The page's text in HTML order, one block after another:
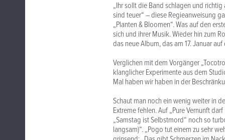
„Ihr sollt die Band schlagen und
sind teuer“ – diese Regieanweisung
„Planten & Bloomen“. Was auf den
sich und ihrer Musik. Wieder hin zum
das neue Album, das am 17. Januar
Verglichen mit dem Vorgänger
klanglicher Experimente aus dem
Mal haben wir haben in der
Schaut man noch ein wenig weiter in
Extreme fehlen. Auf „Pure Vernunft
„Samstag ist Selbstmord“ noch so
langsam)“. „Pogo tut einem zu sehr